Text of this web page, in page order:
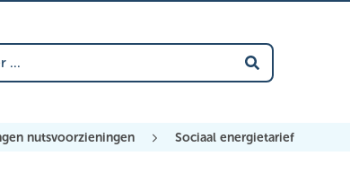
Zoek
nutsvoorzieningen Sociaal energietarief